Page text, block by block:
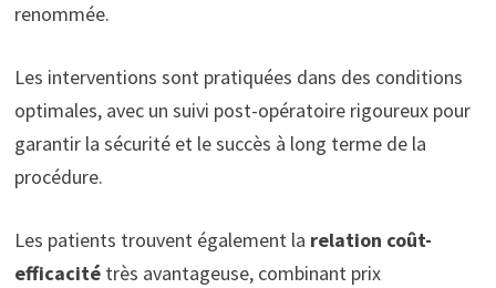
renommée.
Les interventions sont pratiquées dans des conditions
optimales, avec un suivi post-opératoire rigoureux pour
garantir la sécurité et le succès à long terme de la
procédure.
Les patients trouvent également la relation coût-
efficacitétrès avantageuse, combinant prix